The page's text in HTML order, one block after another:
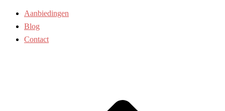
Aanbiedingen
Blog
Contact